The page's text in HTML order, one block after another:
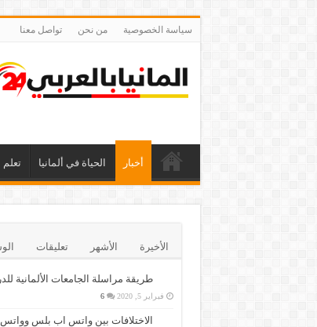
سياسة الخصوصية من نحن تواصل معنا
أخبار الحياة في ألمانيا تعلم
الأخيرة الأشهر تعليقات
طريقة مراسلة الجامعات الألمانية
فبراير 5, 2020 6
الاختلافات بين واتس اب بلس